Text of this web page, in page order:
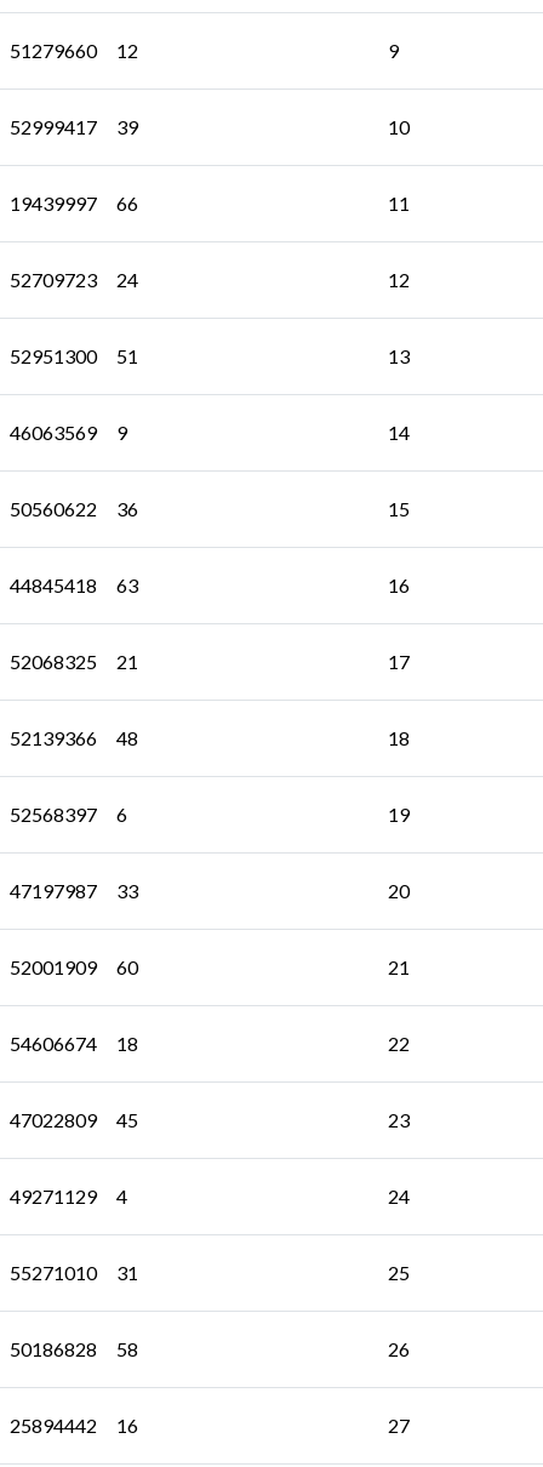
51279660 12 9
52999417 39 10
19439997 66 11
52709723 24 12
52951300 51 13
46063569 9 14
50560622 36 15
44845418 63 16
52068325 21 17
52139366 48 18
52568397 6 19
47197987 33 20
52001909 60 21
54606674 18 22
47022809 45 23
49271129 4 24
55271010 31 25
50186828 58 26
25894442 16 27